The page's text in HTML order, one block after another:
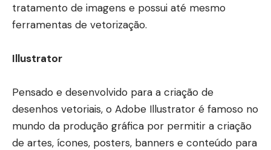
tratamento de imagens e possui até mesmo
ferramentas de vetorização.
Illustrator
Pensado e desenvolvido para a criação de
desenhos vetoriais, o Adobe Illustrator é famoso no
mundo da produção gráfica por permitir a criação
de artes, ícones, posters, banners e conteúdo para